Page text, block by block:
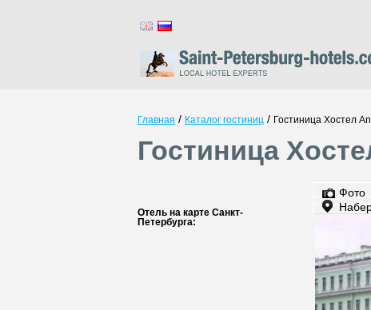
Главная / Каталог гостиниц / Гостиница Хостел
Гостиница
Отель на карте Санкт-
Петербурга:
Фото